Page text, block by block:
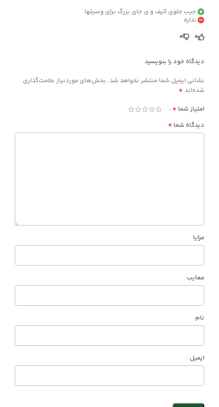
جیب جلوی کیف و ی جای بزرگ برای وسیلها
نداره
0
0
دیدگاه خود را بنویسید
نشانی ایمیل شما منتشر نخواهد شد. بخش‌های موردنیاز علامت‌گذاری
شده‌اند *
امتیاز شما *
دیدگاه شما *
مزایا
معایب
نام
ایمیل